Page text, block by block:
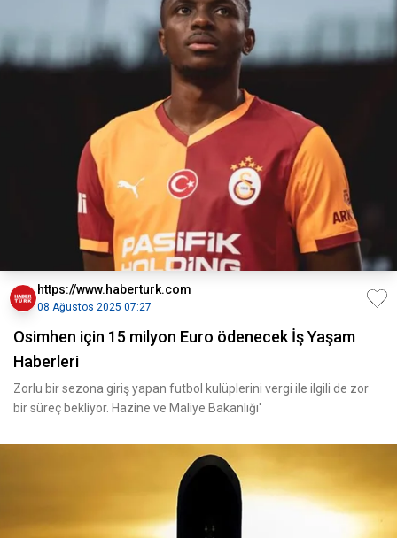
https://www.haberturk.com
08 Ağustos 2025 07:27
Osimhen için 15 milyon Euro ödenecek İş Yaşam
Haberleri
Zorlu bir sezona giriş yapan futbol kulüplerini vergi ile ilgili de zor
bir süreç bekliyor. Hazine ve Maliye Bakanlığı'